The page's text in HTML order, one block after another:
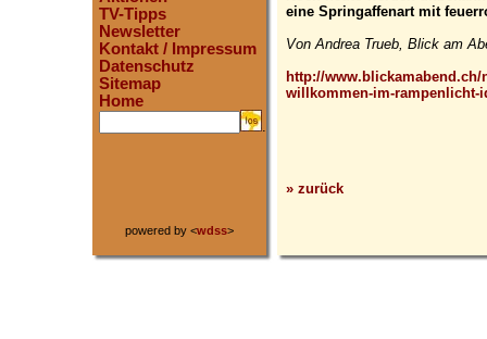
TV-Tipps
Newsletter
Kontakt / Impressum
Datenschutz
Sitemap
Home
.
powered by <wdss>
eine Springaffenart mit
Von Andrea Trueb, Blick am
http://www.blickamabend.ch/
willkommen-im-rampenlicht-
» zurück